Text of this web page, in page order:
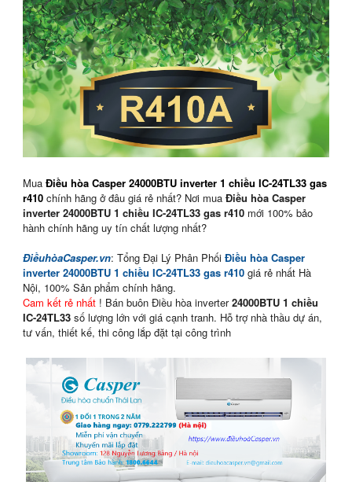
Mua Điều hòa Casper 24000BTU inverter 1 chiều IC-24TL33 gas
r410 chính hãng ở đâu giá rẻ nhất? Nơi mua Điều hòa Casper
inverter 24000BTU 1 chiều IC-24TL33 gas r410 mới 100% bảo
hành chính hãng uy tín chất lượng nhất?
ĐiềuhòaCasper.vn: Tổng Đại Lý Phân Phối Điều hòa Casper
inverter 24000BTU 1 chiều IC-24TL33 gas r410 giá rẻ nhất Hà
Nội, 100% Sản phẩm chính hãng.
Cam kết rẻ nhất ! Bán buôn Điều hòa inverter24000BTU 1 chiều
IC-24TL33 số lượng lớn với giá cạnh tranh. Hỗ trợ nhà thầu dự án,
tư vấn, thiết kế, thi công lắp đặt tại công trình